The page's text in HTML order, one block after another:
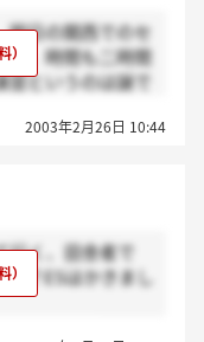
せん。ごめんなさ
いらっしゃいま
日の関西でのセ
よ。時間も二時間
というのは謎で
？図表とか、空
2003年2月26日 10:44
行く、田舎者で
？ESはかきまし